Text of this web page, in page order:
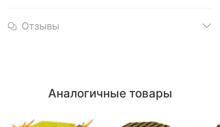
Отзывы
Аналогичные товары